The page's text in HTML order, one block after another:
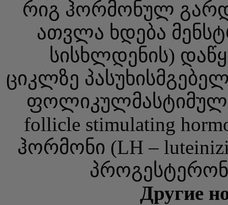
რიგ ჰორმონულ
ათვლა ხდება
სისხლდენის)
ციკლზე
follicle stimulating
ჰორმონი (LH –
Другие